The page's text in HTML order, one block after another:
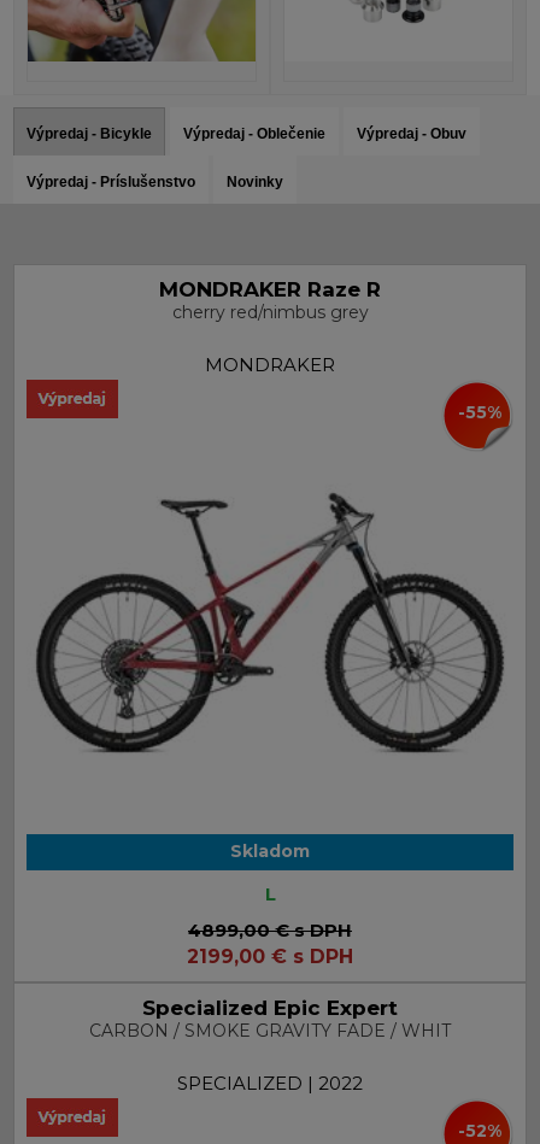
MONDRAKER Raze R
cherry red/nimbus grey
MONDRAKER
-55%
Skladom
L
4899,00 €s DPH
2199,00 € s DPH
Specialized Epic Expert
CARBON / SMOKE GRAVITY FADE / WHIT
SPECIALIZED | 2022
-52%